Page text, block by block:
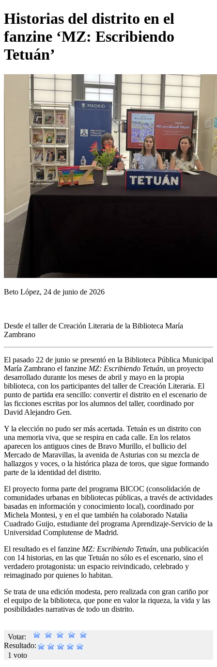
Historias del distrito en el
fanzine ‘MZ: Escribiendo
Tetuán’
Beto López, 24 de junio de 2026
Desde el taller de Creación Literaria de la Biblioteca María
Zambrano
El pasado 22 de junio se presentó en la Biblioteca Pública Municipal
María Zambrano el fanzine MZ: Escribiendo Tetuán, un proyecto
desarrollado durante los meses de abril y mayo en la propia
biblioteca, con los participantes del taller de Creación Literaria. El
punto de partida era sencillo: convertir el distrito en el escenario de
las ficciones escritas por los alumnos del taller, coordinado por
David Alejandro Gen.
Y la elección no pudo ser más acertada. Tetuán es un distrito con
una memoria viva, que se respira en cada calle. En los relatos
aparecen los antiguos cines de Bravo Murillo, el bullicio del
Mercado de Maravillas, la avenida de Asturias con su mezcla de
hallazgos y voces, o la histórica plaza de toros, que sigue formando
parte de la identidad del distrito.
El proyecto forma parte del programa BICOC (consolidación de
comunidades urbanas en bibliotecas públicas, a través de actividades
basadas en información y conocimiento local), coordinado por
Michela Montesi, y en el que también ha colaborado Natalia
Cuadrado Guijo, estudiante del programa Aprendizaje-Servicio de la
Universidad Complutense de Madrid.
El resultado es el fanzine MZ: Escribiendo Tetuán, una publicación
con 14 historias, en las que Tetuán no sólo es el escenario, sino el
verdadero protagonista: un espacio reivindicado, celebrado y
reimaginado por quienes lo habitan.
Se trata de una edición modesta, pero realizada con gran cariño por
el equipo de la biblioteca, que pone en valor la riqueza, la vida y las
posibilidades narrativas de todo un distrito.
Votar:
Resultado:
1 voto